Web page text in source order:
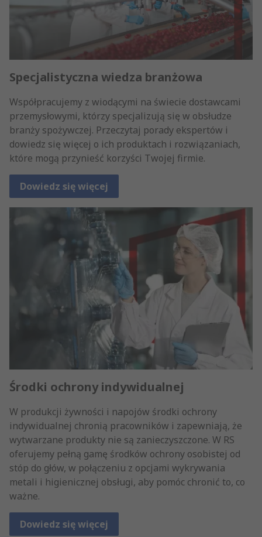
Specjalistyczna wiedza branżowa
Współpracujemy z wiodącymi na świecie dostawcami
przemysłowymi, którzy specjalizują się w obsłudze
branży spożywczej. Przeczytaj porady ekspertów i
dowiedz się więcej o ich produktach i rozwiązaniach,
które mogą przynieść korzyści Twojej firmie.
Dowiedz się więcej
Środki ochrony indywidualnej
W produkcji żywności i napojów środki ochrony
indywidualnej chronią pracowników i zapewniają, że
wytwarzane produkty nie są zanieczyszczone. W RS
oferujemy pełną gamę środków ochrony osobistej od
stóp do głów, w połączeniu z opcjami wykrywania
metali i higienicznej obsługi, aby pomóc chronić to, co
ważne.
Dowiedz się więcej